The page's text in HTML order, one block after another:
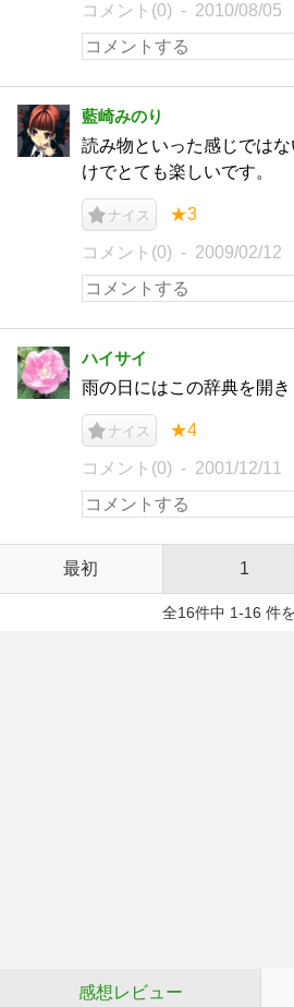
コメント(0) 2010/08/05
藍崎みのり
読み物といった感じでは
けでとても楽しいです。
ナイス ★3
コメント(0) 2009/02/12
ハイサイ
雨の日にはこの辞典を開き
ナイス ★4
コメント(0) 2001/12/11
最初 1
全16件中 1-16 件
感想レビュー